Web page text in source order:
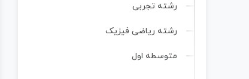
رشته تجربی
رشته ریاضی فیزیک
متوسطه اول